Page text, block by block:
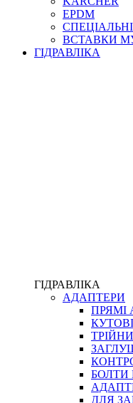
ПІДДОНИ ДЛЯ
МОДУЛЬНІ АЗС
МЕТРОЛОГІЧНЕ
ЛІЧИЛЬНИКИ І
КОТУШКИ ДЛЯ
ФІТИНГИ
АКСЕСУАРИ
ТРУБКИ ТА
ФІТИНГИ
ФІТИНГИ
ЗАХИСТ РУКАВІВ
ФІТИНГИ KARCHER
ФІТИНГИ НА
EPDM
СПЕЦІАЛЬНІ
ВСТАВКИ
ГІДРАВЛІКА
ГІДРАВЛІКА
АДАПТЕРИ
ПРЯМІ
БОЛТИ
ДЛЯ